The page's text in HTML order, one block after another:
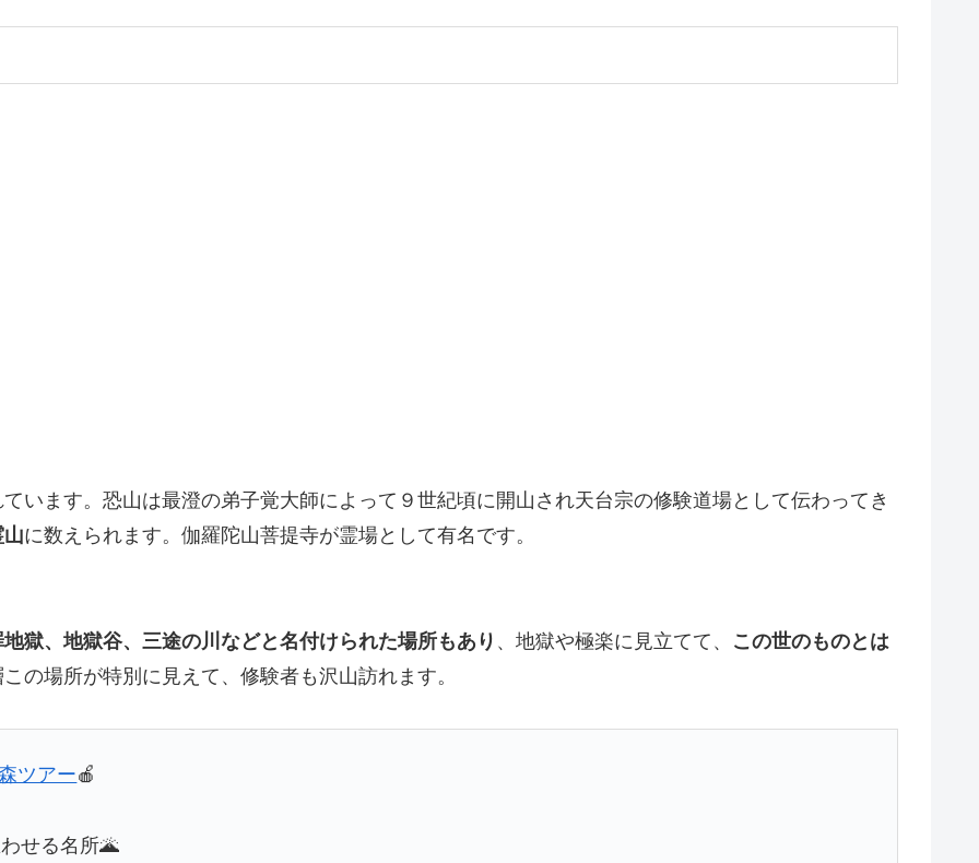
います。恐山は最澄の弟子覚大師によって９世紀頃に開山され天台宗の修験道場として伝わってき
に数えられます。伽羅陀山菩提寺が霊場として有名です。
獄、地獄谷、三途の川などと名付けられた場所もあり 、地獄や極楽に見立てて、 この世のものとは
の場所が特別に見えて、修験者も沢山訪れます。
ツアー🍎
せる名所🌋